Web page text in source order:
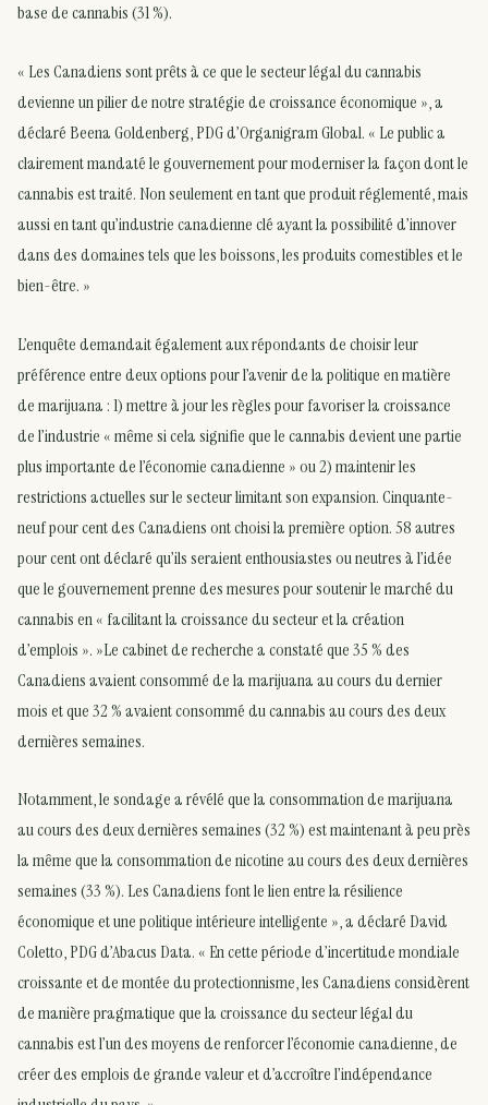
base de cannabis (31 %).
« Les Canadiens sont prêts à ce que le secteur légal du cannabis
devienne un pilier de notre stratégie de croissance économique », a
déclaré Beena Goldenberg, PDG d’Organigram Global. « Le public a
clairement mandaté le gouvernement pour moderniser la façon dont le
cannabis est traité. Non seulement en tant que produit réglementé, mais
aussi en tant qu’industrie canadienne clé ayant la possibilité d’innover
dans des domaines tels que les boissons, les produits comestibles et le
bien-être. »
L’enquête demandait également aux répondants de choisir leur
préférence entre deux options pour l’avenir de la politique en matière
de marijuana : 1) mettre à jour les règles pour favoriser la croissance
de l’industrie « même si cela signifie que le cannabis devient une partie
plus importante de l’économie canadienne » ou 2) maintenir les
restrictions actuelles sur le secteur limitant son expansion. Cinquante-
neuf pour cent des Canadiens ont choisi la première option. 58 autres
pour cent ont déclaré qu’ils seraient enthousiastes ou neutres à l’idée
que le gouvernement prenne des mesures pour soutenir le marché du
cannabis en « facilitant la croissance du secteur et la création
d’emplois ». »Le cabinet de recherche a constaté que 35 % des
Canadiens avaient consommé de la marijuana au cours du dernier
mois et que 32 % avaient consommé du cannabis au cours des deux
dernières semaines.
Notamment, le sondage a révélé que la consommation de marijuana
au cours des deux dernières semaines (32 %) est maintenant à peu près
la même que la consommation de nicotine au cours des deux dernières
semaines (33 %). Les Canadiens font le lien entre la résilience
économique et une politique intérieure intelligente », a déclaré David
Coletto, PDG d’Abacus Data. « En cette période d’incertitude mondiale
croissante et de montée du protectionnisme, les Canadiens considèrent
de manière pragmatique que la croissance du secteur légal du
cannabis est l’un des moyens de renforcer l’économie canadienne, de
créer des emplois de grande valeur et d’accroître l’indépendance